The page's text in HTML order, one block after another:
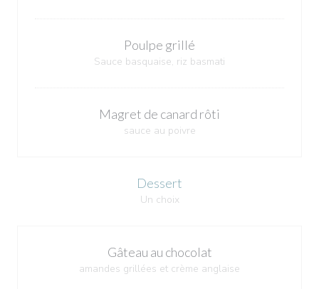
Poulpe grillé
Sauce basquaise, riz basmati
Magret de canard rôti
sauce au poivre
Dessert
Un choix
Gâteau au chocolat
amandes grillées et crème anglaise